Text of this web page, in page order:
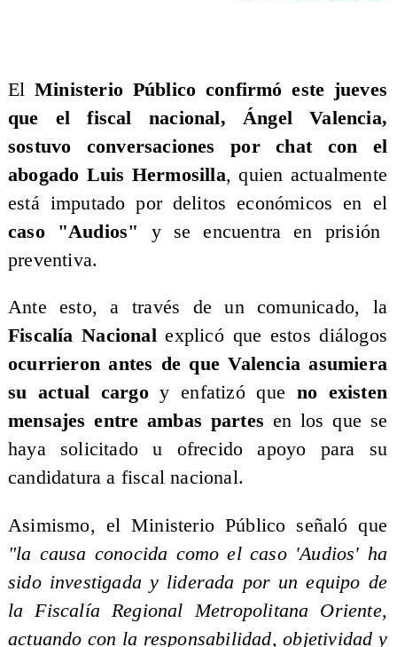
ElMinisterio Público confirmó este jueves
que el fiscal nacional, Ángel Valencia,
sostuvo conversaciones por chat con el
abogado Luis Hermosilla, quien actualmente
está imputado por delitos económicos en el
caso "Audios"
y se encuentra en prisión
preventiva.
Ante esto, a través de un comunicado, la
Fiscalía Nacionalexplicó que estos diálogos
ocurrieron antes de que Valencia asumiera
su actual cargoy enfatizó que no existen
mensajes entre ambas partes en los que se
haya solicitado u ofrecido apoyo para su
candidatura a fiscal nacional.
Asimismo, el Ministerio Público señaló que
"la causa conocida como el caso 'Audios' ha
sido investigada y liderada por un equipo de
la Fiscalía Regional Metropolitana Oriente,
actuando con la responsabilidad, objetividad y